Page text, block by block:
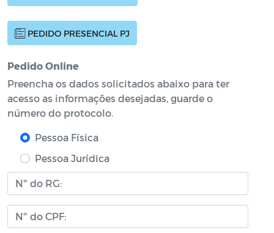
PEDIDO PRESENCIAL PJ
Pedido Online
Preencha os dados solicitados abaixo para ter
acesso as informações desejadas, guarde o
número do protocolo.
Pessoa Física
Pessoa Jurídica